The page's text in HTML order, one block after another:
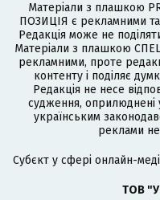
Матеріали з плашкою
ПОЗИЦІЯ є рекламними
Редакція може не
Матеріали з плашкою
рекламними, проте
контенту і поділяє
Редакція не несе
судження, оприлюднені
українським
реклами
Cубєкт у сфері онлайн-
ТОВ